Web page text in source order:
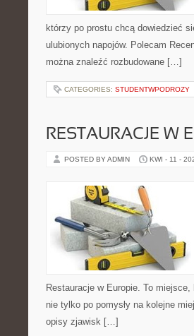
którzy po prostu chcą dowiedzieć
ulubionych napojów. Polecam
można znaleźć rozbudowane […]
CATEGORIES: STUDENTWPODROZY
RESTAURACJE W
POSTED BY ADMIN KWI - 11 -
Restauracje w Europie. To
nie tylko po pomysły na kolejne
opisy zjawisk […]